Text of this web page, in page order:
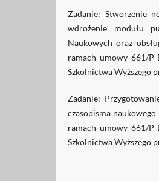
Zadanie: Stworzenie
wdrożenie modułu
Naukowych oraz
ramach umowy 661/
Szkolnictwa Wyższego
Zadanie:
czasopisma
ramach umowy 661/
Szkolnictwa Wyższego